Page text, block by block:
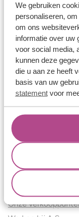
We gebruiken
personaliseren,
om ons
informatie over uw
voor social media,
kunnen deze
die u aan ze heeft
basis van uw
statementvoor
Vriendschapsringen
Over ons
Aller Spanninga
Historie
Certificaten
Blogs
Jouw voordelen
Conflictvrije
Oneindig veel
Kwaliteit
Juweliers &
Onze